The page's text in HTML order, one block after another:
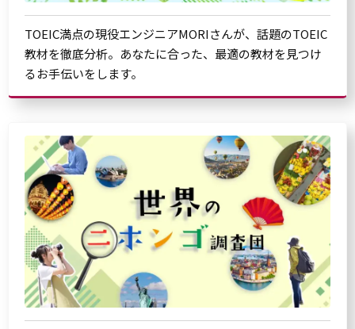
TOEIC満点の現役エンジニアMORIさんが、話題のTOEIC
教材を徹底分析。あなたに合った、最適の教材を見つけ
るお手伝いをします。